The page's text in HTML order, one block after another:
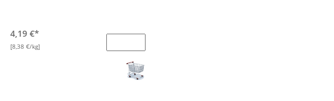
4,19 €*
[8,38 €/kg]